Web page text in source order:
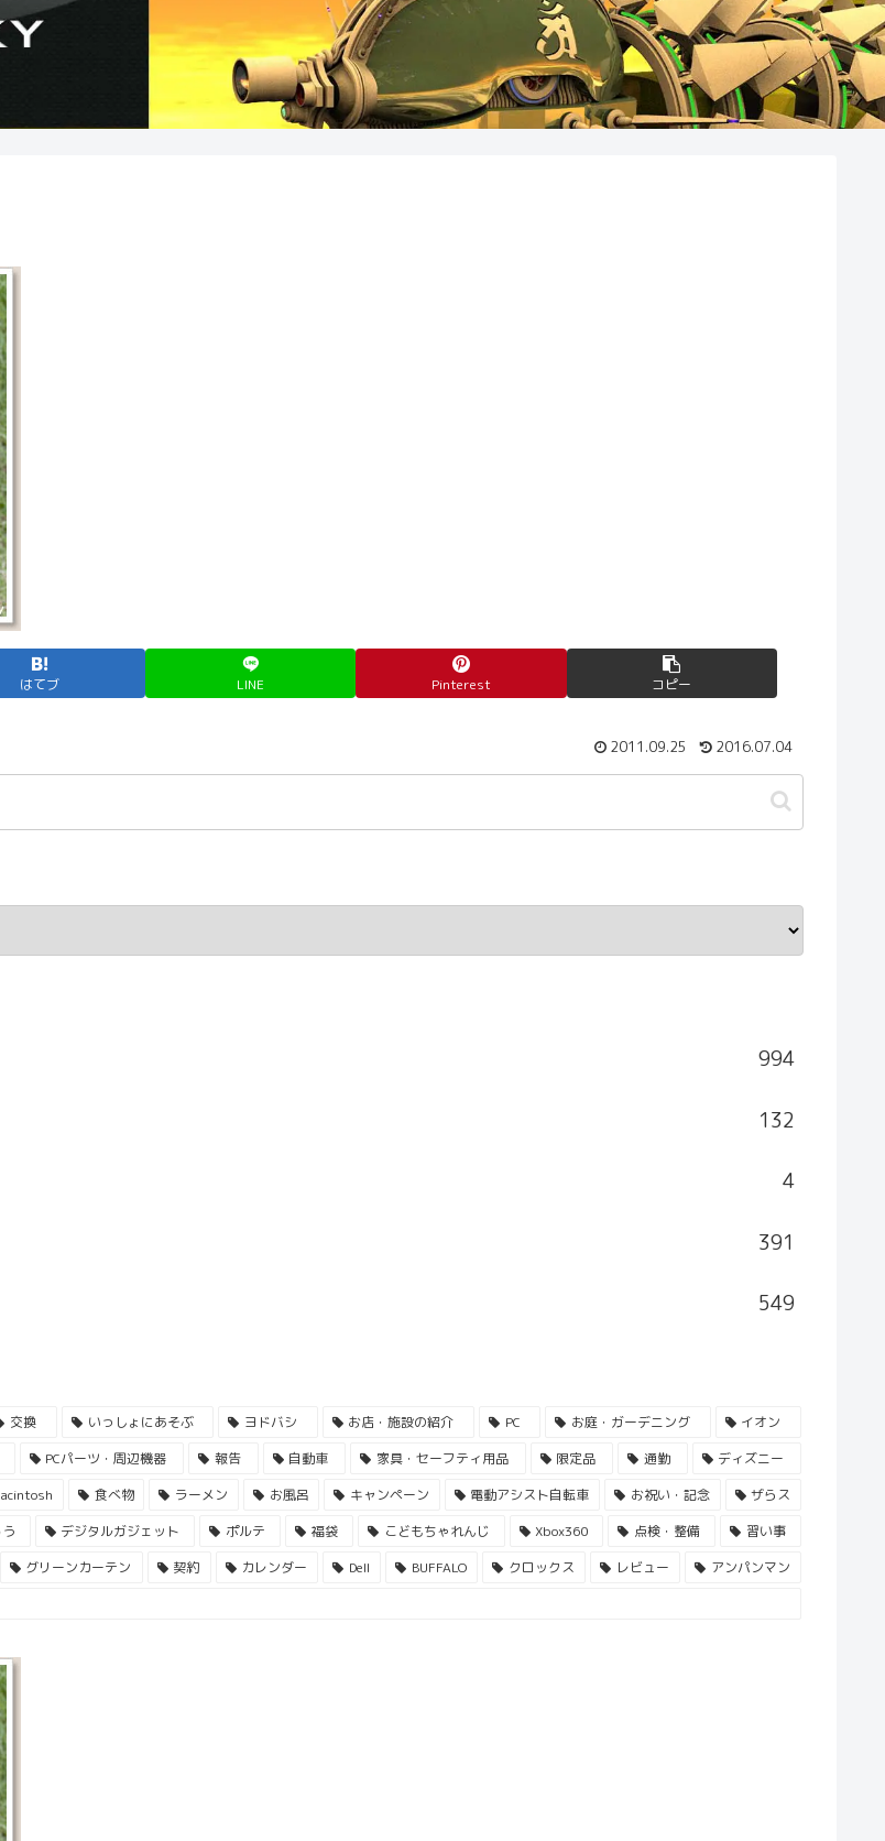
はてブ LINE Pinterest コピー
2011.09.25 2016.07.04
994
132
4
391
549
交換 いっしょにあそぶ ヨドバシ お店・施設の紹介 PC お庭・ガーデニング
イオン
PCパーツ・周辺機器 報告 自動車 家具・セーフティ用品 限定品 通勤
ディズニー
食べ物 ラーメン お風呂 キャンペーン 電動アシスト自転車 お祝い・記念
ザらス
デジタルガジェット ポルテ 福袋 こどもちゃれんじ Xbox360 点検・整備
習い事
グリーンカーテン 契約 カレンダー Dell BUFFALO クロックス レビュー
アンパンマン